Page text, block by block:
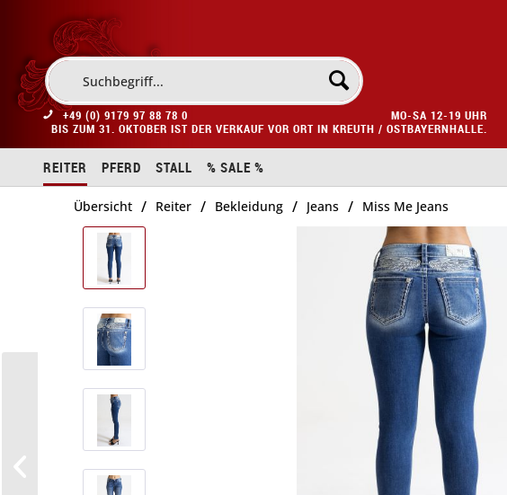
+49 (0) 9179 97 88 78 0
MO-SA 12-19 UHR
BIS ZUM 31. OKTOBER IST DER VERKAUF VOR ORT IN KREUTH / OSTBAYERNHALLE.
REITER PFERD STALL % SALE %
Übersicht / Reiter / Bekleidung / Jeans / Miss Me Jeans